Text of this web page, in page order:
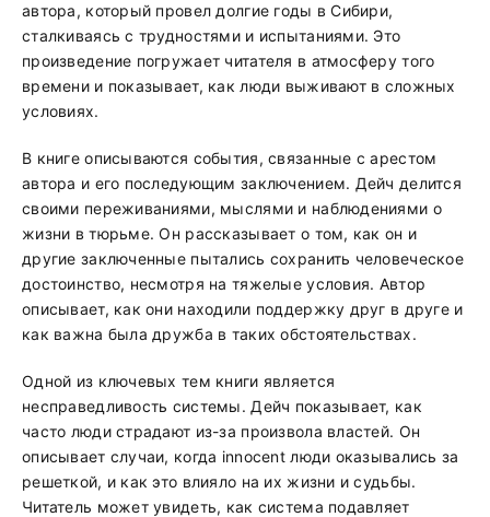
автора, который провел долгие годы в Сибири,
сталкиваясь с трудностями и испытаниями. Это
произведение погружает читателя в атмосферу того
времени и показывает, как люди выживают в сложных
условиях.
В книге описываются события, связанные с арестом
автора и его последующим заключением. Дейч делится
своими переживаниями, мыслями и наблюдениями о
жизни в тюрьме. Он рассказывает о том, как он и
другие заключенные пытались сохранить человеческое
достоинство, несмотря на тяжелые условия. Автор
описывает, как они находили поддержку друг в друге и
как важна была дружба в таких обстоятельствах.
Одной из ключевых тем книги является
несправедливость системы. Дейч показывает, как
часто люди страдают из-за произвола властей. Он
описывает случаи, когда innocent люди оказывались за
решеткой, и как это влияло на их жизни и судьбы.
Читатель может увидеть, как система подавляет